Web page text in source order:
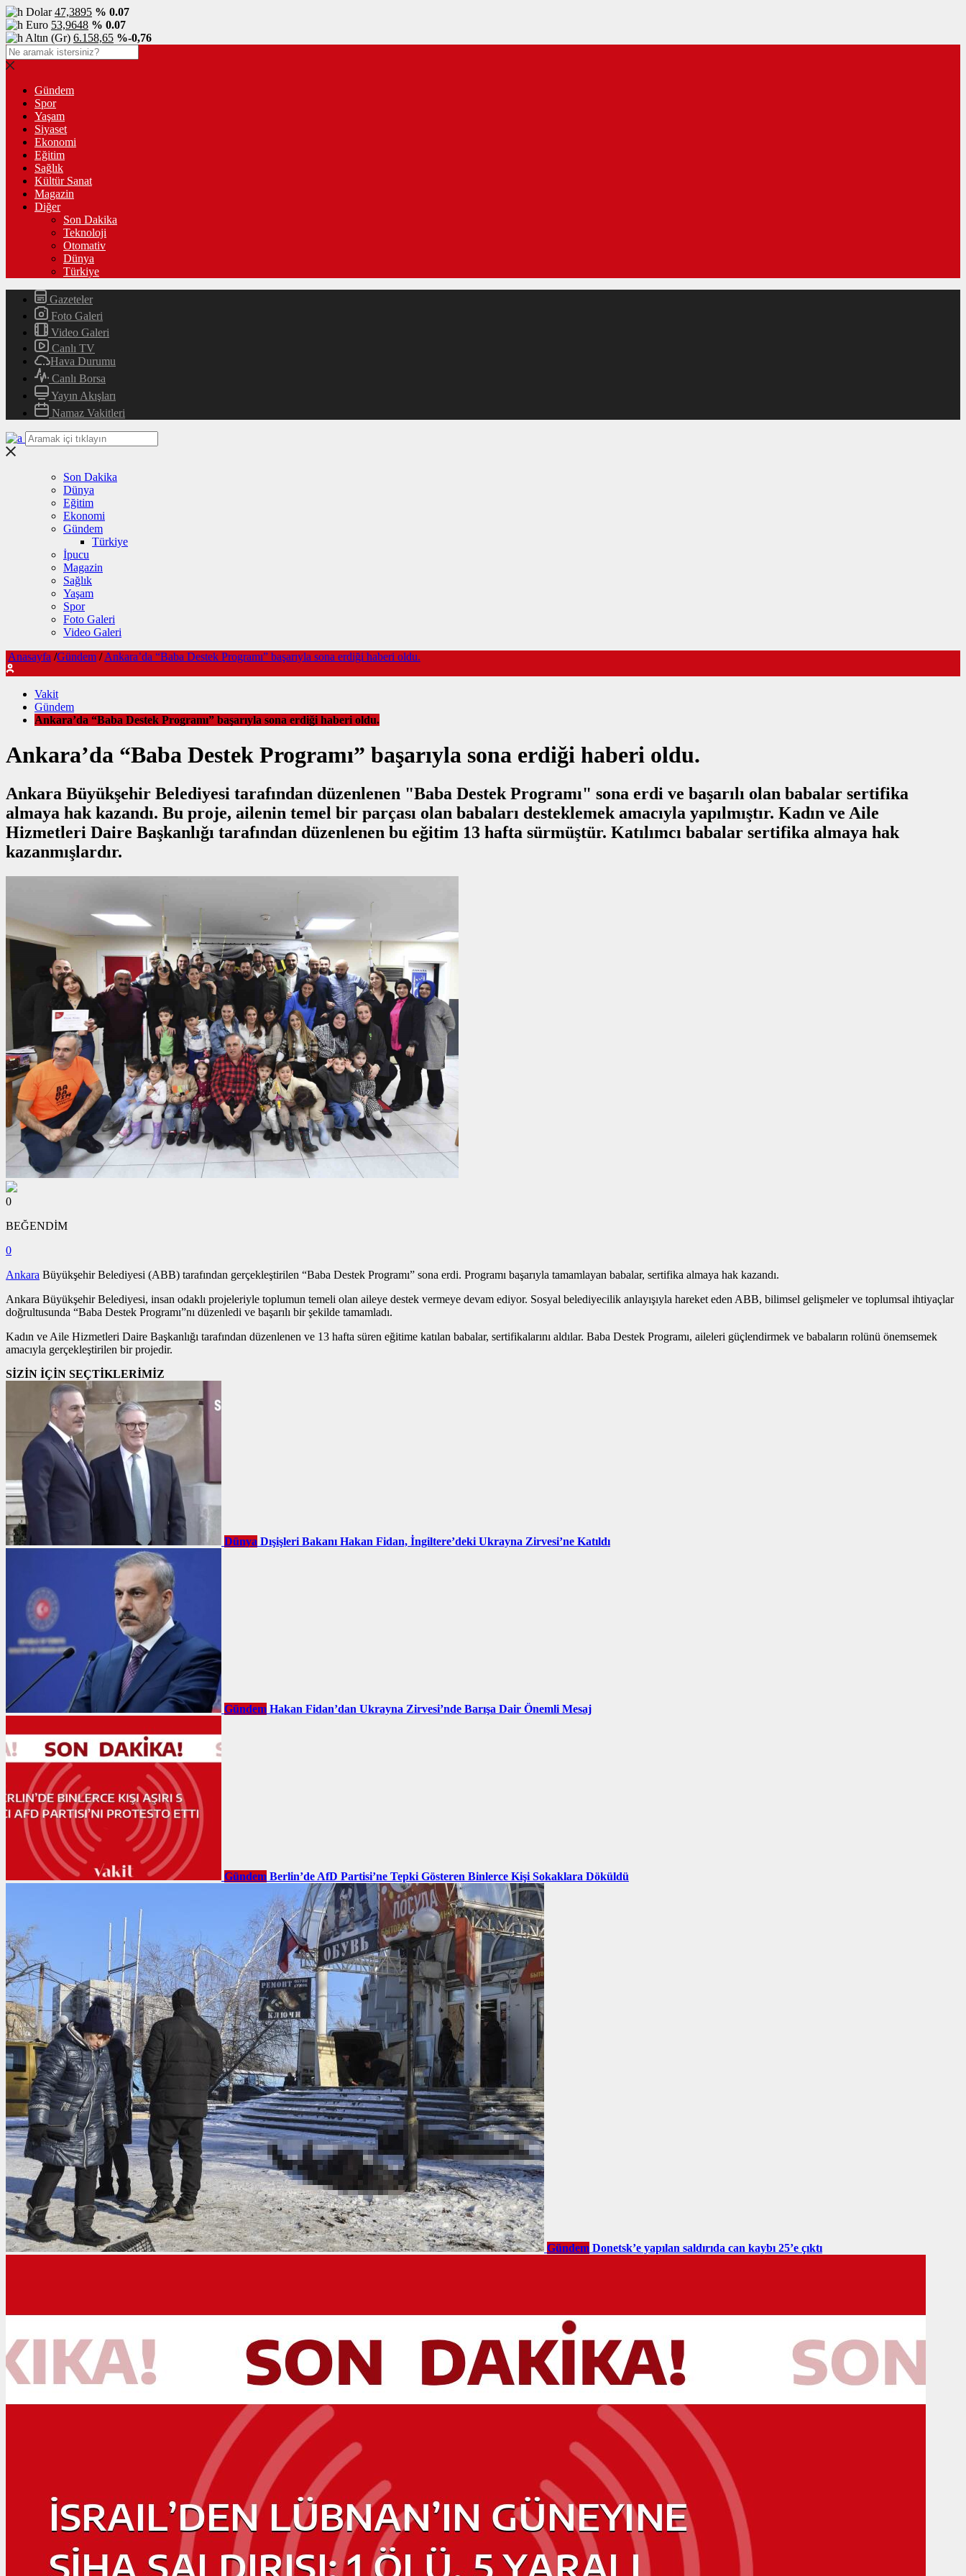
Dolar47,3895 % 0.07
Euro 53,9648 % 0.07
Altın (Gr) 6.158,65 %-0,76
Gündem
Spor
Yaşam
Siyaset
Ekonomi
Eğitim
Sağlık
Kültür Sanat
Magazin
Diğer
Son Dakika
Teknoloji
Otomativ
Dünya
Türkiye
Gazeteler
Foto Galeri
Video Galeri
Canlı TV
Hava Durumu
Canlı Borsa
Yayın Akışları
Namaz Vakitleri
Son Dakika
Dünya
Eğitim
Ekonomi
Gündem
Türkiye
İpucu
Magazin
Sağlık
Yaşam
Spor
Foto Galeri
Video Galeri
Anasayfa /Gündem / Ankara’da “Baba Destek Programı” başarıyla sona erdiği haberi oldu.
Vakit
Gündem
Ankara’da “Baba Destek Programı” başarıyla sona erdiği haberi oldu.
Ankara’da “Baba Destek Programı” başarıyla sona erdiği haberi oldu.
Ankara Büyükşehir Belediyesi tarafından düzenlenen "Baba Destek Programı" sona erdi ve başarılı olan babalar sertifika
almaya hak kazandı. Bu proje, ailenin temel bir parçası olan babaları desteklemek amacıyla yapılmıştır. Kadın ve Aile
Hizmetleri Daire Başkanlığı tarafından düzenlenen bu eğitim 13 hafta sürmüştür. Katılımcı babalar sertifika almaya hak
kazanmışlardır.
0
BEĞENDİM
0
Ankara Büyükşehir Belediyesi (ABB) tarafından gerçekleştirilen “Baba Destek Programı” sona erdi. Programı başarıyla tamamlayan babalar, sertifika almaya hak kazandı.
Ankara Büyükşehir Belediyesi, insan odaklı projeleriyle toplumun temeli olan aileye destek vermeye devam ediyor. Sosyal belediyecilik anlayışıyla hareket eden ABB, bilimsel gelişmeler ve toplumsal ihtiyaçlar
doğrultusunda “Baba Destek Programı”nı düzenledi ve başarılı bir şekilde tamamladı.
Kadın ve Aile Hizmetleri Daire Başkanlığı tarafından düzenlenen ve 13 hafta süren eğitime katılan babalar, sertifikalarını aldılar. Baba Destek Programı, aileleri güçlendirmek ve babaların rolünü önemsemek
amacıyla gerçekleştirilen bir projedir.
SİZİN İÇİN SEÇTİKLERİMİZ
Dünya Dışişleri Bakanı Hakan Fidan, İngiltere’deki Ukrayna Zirvesi’ne Katıldı
Gündem Hakan Fidan’dan Ukrayna Zirvesi’nde Barışa Dair Önemli Mesaj
Gündem Berlin’de AfD Partisi’ne Tepki Gösteren Binlerce Kişi Sokaklara Döküldü
Gündem Donetsk’e yapılan saldırıda can kaybı 25’e çıktı